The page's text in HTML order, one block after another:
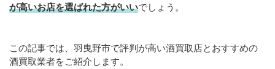
が高いお店を選ばれた方がいいでしょう。
この記事では、羽曳野市で評判が高い酒買取店とおすすめの
酒買取業者をご紹介します。